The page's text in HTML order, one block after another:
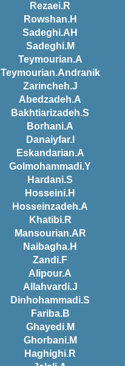
Rezaei.R
Rowshan.H
Sadeghi.AH
Sadeghi.M
Teymourian.A
Teymourian.Andranik
Zarincheh.J
Abedzadeh.A
Bakhtiarizadeh.S
Borhani.A
Danaiyfar.I
Eskandarian.A
Golmohammadi.Y
Hardani.S
Hosseini.H
Hosseinzadeh.A
Khatibi.R
Mansourian.AR
Naibagha.H
Zandi.F
Alipour.A
Allahvardi.J
Dinhohammadi.S
Fariba.B
Ghayedi.M
Ghorbani.M
Haghighi.R